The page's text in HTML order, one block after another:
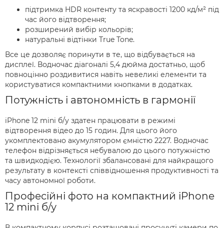
підтримка HDR контенту та яскравості 1200 кд/м² під
час його відтворення;
розширений вибір кольорів;
натуральні відтінки True Tone.
Все це дозволяє поринути в те, що відбувається на
дисплеї. Водночас діагоналі 5,4 дюйма достатньо, щоб
повноцінно роздивитися навіть невеликі елементи та
користуватися компактними кнопками в додатках.
Потужність і автономність в гармонії
iPhone 12 mini б/у здатен працювати в режимі
відтворення відео до 15 годин. Для цього його
укомплектовано акумулятором ємністю 2227. Водночас
телефон відрізняється небувалою до цього потужністю
та швидкодією. Технології збалансовані для найкращого
результату в контексті співвідношення продуктивності та
часу автономної роботи.
Професійні фото на компактний iPhone
12 mini б/у